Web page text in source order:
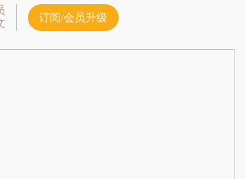
订阅/会员升级